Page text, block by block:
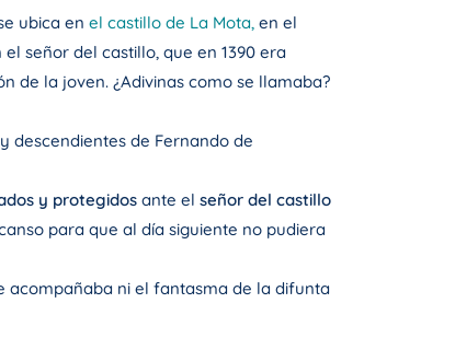
ubica en el castillo de La Mota, en el
señor del castillo, que en 1390 era
de la joven. ¿Adivinas como se llamaba?
descendientes de Fernando de
y protegidos ante el señor del castillo
para que al día siguiente no pudiera
acompañaba ni el fantasma de la difunta